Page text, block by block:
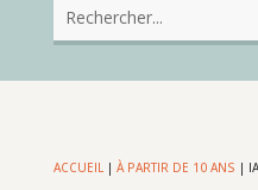
ACCUEIL| À PARTIR DE 10 ANS |